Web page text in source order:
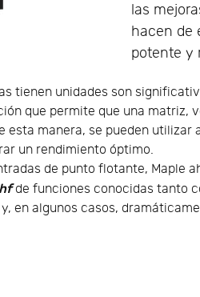
las
hacen de
potente y
tienen unidades son
que permite que una matriz,
esta manera, se pueden utilizar
un rendimiento óptimo.
de punto flotante, Maple
de funciones conocidas tanto
en algunos casos,